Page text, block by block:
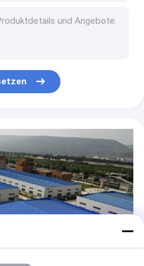
NAD NMN CAS 1094-61-7
Dinucleotid pulverisieren CAS 53-84-9
materielle Vermittler CAS 81409-90-7
HCl / Phenibut CAS 1078-21-3
Phenibut Faa HCl CAS 1078-21-3